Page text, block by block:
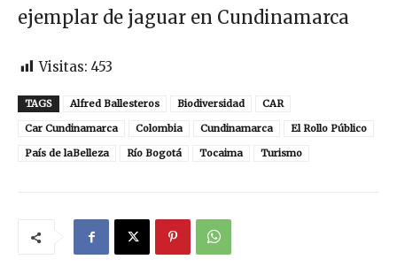
ejemplar de jaguar en Cundinamarca
Visitas: 453
TAGS Alfred Ballesteros Biodiversidad
CAR
Car Cundinamarca
Colombia Cundinamarca
El Rollo Público
País de laBelleza
Río Bogotá Tocaima Turismo